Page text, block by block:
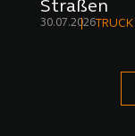
Straßen
30.07.2026 TRUCK